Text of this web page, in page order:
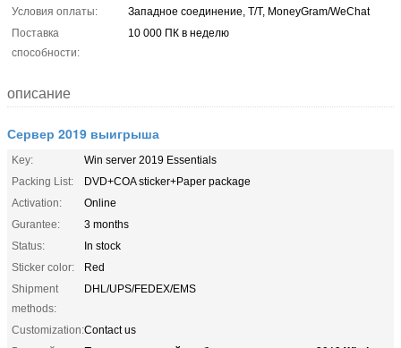
Условия оплаты:
Западное соединение, T/T, MoneyGram/WeChat
Поставка
способности:
10 000 ПК в неделю
описание
Сервер 2019 выигрыша
Key:
Win server 2019 Essentials
Packing List:
DVD+COA sticker+Paper package
Activation:
Online
Gurantee:
3 months
Status:
In stock
Sticker color:
Red
Shipment
methods:
DHL/UPS/FEDEX/EMS
Customization:Contact us